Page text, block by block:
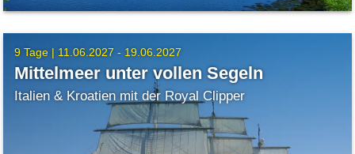
9 Tage | 11.06.2027 - 19.06.2027
Mittelmeer unter vollen Segeln
Italien & Kroatien mit der Royal Clipper